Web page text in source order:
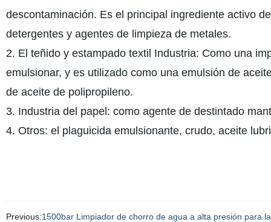
descontaminación. Es el principal ingrediente activo
detergentes y agentes de limpieza de metales.
2. El teñido y estampado textil Industria: Como una
emulsionar, y es utilizado como una emulsión de
de aceite de polipropileno.
3. Industria del papel: como agente de destintado
4. Otros: el plaguicida emulsionante, crudo, aceite
Previous:1500bar Limpiador de chorro de agua a alta presión para